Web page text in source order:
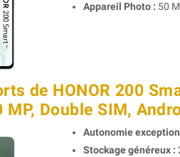
Appareil Photo : 50
de HONOR 200
MP, Double SIM,
Autonomie
Stockage généreux :